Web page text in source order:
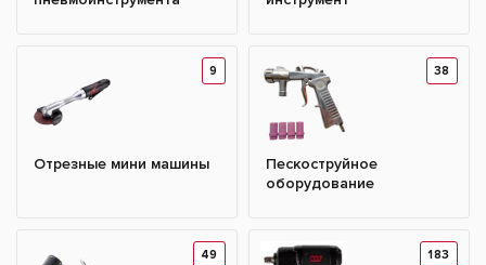
9
Отрезные мини машины
38
Пескоструйное
оборудование
49 183